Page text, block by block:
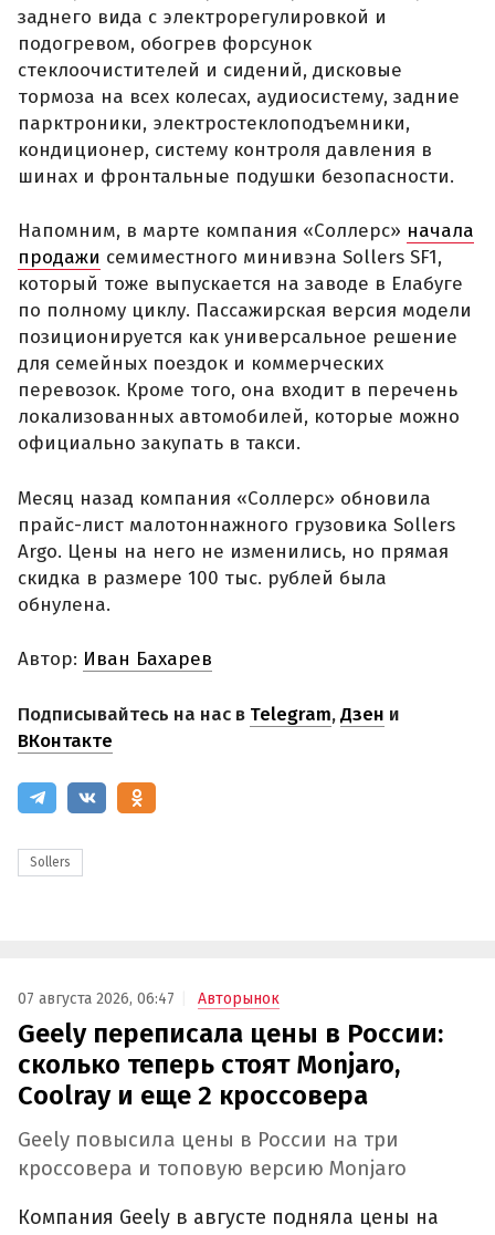
заднего вида с электрорегулировкой и
подогревом, обогрев форсунок
стеклоочистителей и сидений, дисковые
тормоза на всех колесах, аудиосистему, задние
парктроники, электростеклоподъемники,
кондиционер, систему контроля давления в
шинах и фронтальные подушки безопасности.
Напомним, в марте компания «Соллерс» начала
продажи семиместного минивэна Sollers SF1,
который тоже выпускается на заводе в Елабуге
по полному циклу. Пассажирская версия модели
позиционируется как универсальное решение
для семейных поездок и коммерческих
перевозок. Кроме того, она входит в перечень
локализованных автомобилей, которые можно
официально закупать в такси.
Месяц назад компания «Соллерс» обновила
прайс-лист малотоннажного грузовика Sollers
Argo. Цены на него не изменились, но прямая
скидка в размере 100 тыс. рублей была
обнулена.
Автор: Иван Бахарев
Подписывайтесь на нас в Telegram,Дзен и
ВКонтакте
Sollers
07 августа 2026, 06:47 Авторынок
Geely переписала цены в России:
сколько теперь стоят Monjaro,
Coolray и еще 2 кроссовера
Geely повысила цены в России на три
кроссовера и топовую версию Monjaro
Компания Geely в августе подняла цены на